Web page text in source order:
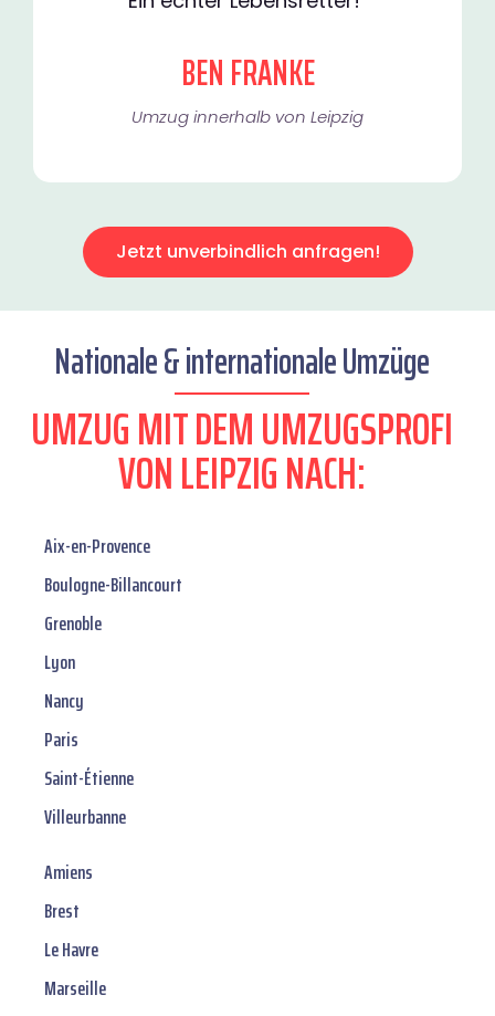
BEN FRANKE
Umzug innerhalb von Leipzig​
Jetzt unverbindlich anfragen!
Nationale & internationale Umzüge
UMZUG MIT DEM UMZUGSPROFI
VON LEIPZIG NACH:
Aix-en-Provence
Boulogne-Billancourt
Grenoble
Lyon
Nancy
Paris
Saint-Étienne
Villeurbanne
Amiens
Brest
Le Havre
Marseille